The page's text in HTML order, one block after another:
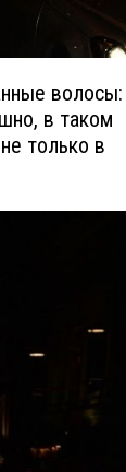
волосы:
в таком
только в